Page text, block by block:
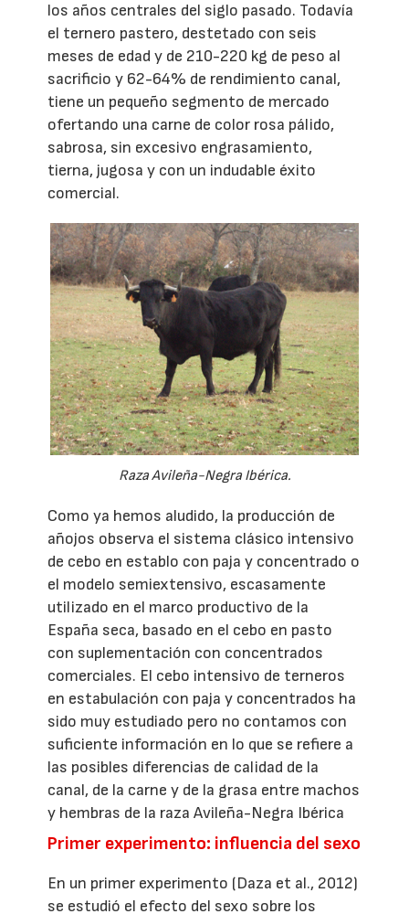
los años centrales del siglo pasado. Todavía
el ternero pastero, destetado con seis
meses de edad y de 210-220 kg de peso al
sacrificio y 62-64% de rendimiento canal,
tiene un pequeño segmento de mercado
ofertando una carne de color rosa pálido,
sabrosa, sin excesivo engrasamiento,
tierna, jugosa y con un indudable éxito
comercial.
Raza Avileña-Negra Ibérica.
Como ya hemos aludido, la producción de
añojos observa el sistema clásico intensivo
de cebo en establo con paja y concentrado o
el modelo semiextensivo, escasamente
utilizado en el marco productivo de la
España seca, basado en el cebo en pasto
con suplementación con concentrados
comerciales. El cebo intensivo de terneros
en estabulación con paja y concentrados ha
sido muy estudiado pero no contamos con
suficiente información en lo que se refiere a
las posibles diferencias de calidad de la
canal, de la carne y de la grasa entre machos
y hembras de la raza Avileña-Negra Ibérica
Primer experimento: influencia del sexo
En un primer experimento (Daza et al., 2012)
se estudió el efecto del sexo sobre los